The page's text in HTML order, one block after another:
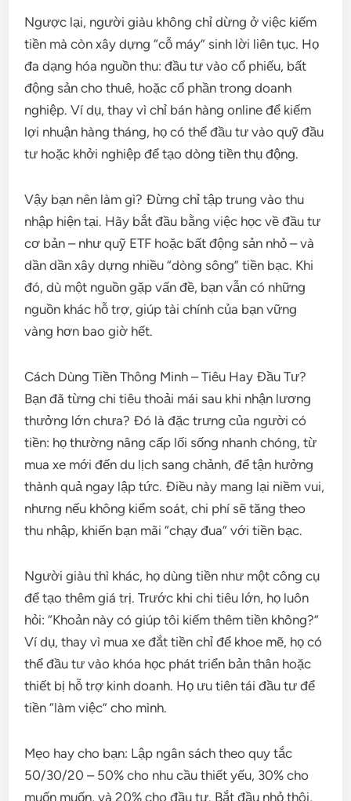
Ngược lại, người giàu không chỉ dừng ở việc kiếm
tiền mà còn xây dựng “cỗ máy” sinh lời liên tục. Họ
đa dạng hóa nguồn thu: đầu tư vào cổ phiếu, bất
động sản cho thuê, hoặc cổ phần trong doanh
nghiệp. Ví dụ, thay vì chỉ bán hàng online để kiếm
lợi nhuận hàng tháng, họ có thể đầu tư vào quỹ đầu
tư hoặc khởi nghiệp để tạo dòng tiền thụ động.
Vậy bạn nên làm gì? Đừng chỉ tập trung vào thu
nhập hiện tại. Hãy bắt đầu bằng việc học về đầu tư
cơ bản – như quỹ ETF hoặc bất động sản nhỏ – và
dần dần xây dựng nhiều “dòng sông” tiền bạc. Khi
đó, dù một nguồn gặp vấn đề, bạn vẫn có những
nguồn khác hỗ trợ, giúp tài chính của bạn vững
vàng hơn bao giờ hết.
Cách Dùng Tiền Thông Minh – Tiêu Hay Đầu Tư?
Bạn đã từng chi tiêu thoải mái sau khi nhận lương
thưởng lớn chưa? Đó là đặc trưng của người có
tiền: họ thường nâng cấp lối sống nhanh chóng, từ
mua xe mới đến du lịch sang chảnh, để tận hưởng
thành quả ngay lập tức. Điều này mang lại niềm vui,
nhưng nếu không kiểm soát, chi phí sẽ tăng theo
thu nhập, khiến bạn mãi “chạy đua” với tiền bạc.
Người giàu thì khác, họ dùng tiền như một công cụ
để tạo thêm giá trị. Trước khi chi tiêu lớn, họ luôn
hỏi: “Khoản này có giúp tôi kiếm thêm tiền không?”
Ví dụ, thay vì mua xe đắt tiền chỉ để khoe mẽ, họ có
thể đầu tư vào khóa học phát triển bản thân hoặc
thiết bị hỗ trợ kinh doanh. Họ ưu tiên tái đầu tư để
tiền “làm việc” cho mình.
Mẹo hay cho bạn: Lập ngân sách theo quy tắc
50/30/20 – 50% cho nhu cầu thiết yếu, 30% cho
muốn muốn, và 20% cho đầu tư. Bắt đầu nhỏ thôi,